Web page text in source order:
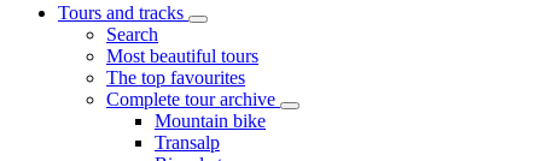
Tours and tracks
Search
Most beautiful tours
The top favourites
Complete tour archive
Mountain bike
Transalp